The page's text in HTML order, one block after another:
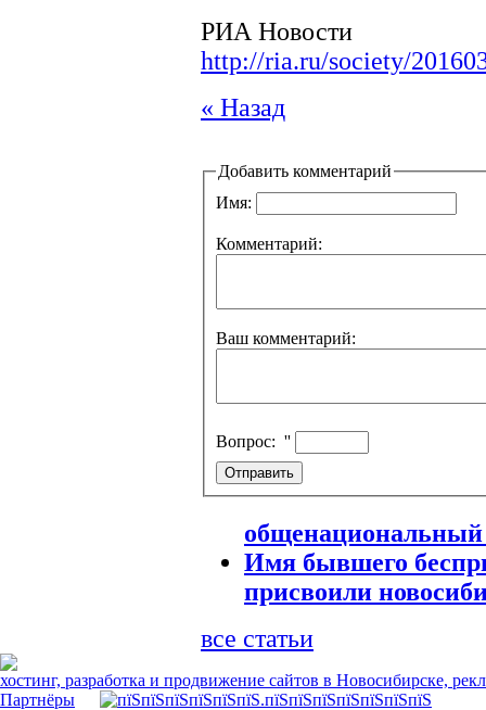
РИА Новости
http://ria.ru/society/
« Назад
Добавить комментарий
Имя:
Комментарий:
Ваш комментарий:
Вопрос: ''
общенациональный
Имя бывшего
присвоили
все статьи
хостинг, разработка и продвижение сайтов в Новосибирске,
Партнёры